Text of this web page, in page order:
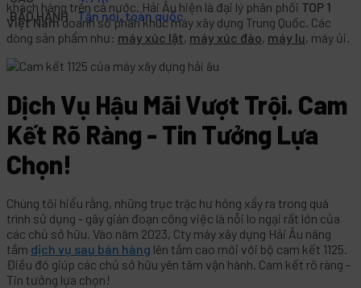
BẢO HÀNH
Tận nơi, toàn quốc
khách hàng trên cả nước. Hải Âu hiện là đại lý phân phối TOP 1
Việt Namdoanh số phân khúc máy xây dựng Trung Quốc. Các
dòng sản phẩm như: máy xúc lật, máy xúc đào, máy lu, máy ủi.
Dịch Vụ Hậu Mãi Vượt Trội. Cam
Kết Rõ Ràng - Tin Tưởng Lựa
Chọn!
Chúng tôi hiểu rằng, những trục trặc hư hỏng xẩy ra trong quá
trình sử dụng - gây gián đoạn công việc là nỗi lo ngại rất lớn của
các chủ sở hữu. Vào năm 2023, Cty máy xây dựng Hải Âu nâng
tầm dịch vụ sau bán hàng lên tầm cao mới với bộ cam kết 1125.
Điều đó giúp các chủ sở hữu yên tâm vận hành. Cam kết rõ ràng -
Tin tưởng lựa chọn!